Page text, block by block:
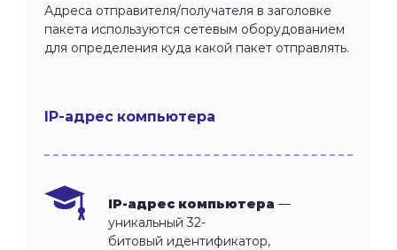
Адреса отправителя/получателя в заголовке
пакета используются сетевым оборудованием
для определения куда какой пакет отправлять.
IP-адрес компьютера
IP-адрес компьютера —
уникальный 32-
битовый идентификатор,